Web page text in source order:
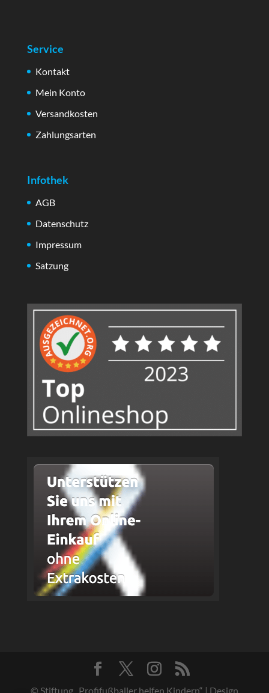
Service
Kontakt
Mein Konto
Versandkosten
Zahlungsarten
Infothek
AGB
Datenschutz
Impressum
Satzung
© Stiftung „Profifußballer helfen Kindern“ | Design